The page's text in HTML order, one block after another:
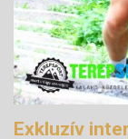
Exkluzív